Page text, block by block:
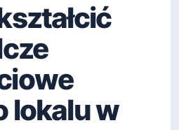
lokalu w